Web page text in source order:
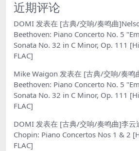
近期评论
DOMI 发表在 [古典/交响/奏鸣曲
Beethoven: Piano Concerto No. 5
Sonata No. 32 in C Minor, Op. 111
FLAC]
Mike Waigon 发表在 [古典/交响/奏鸣
Beethoven: Piano Concerto No. 5
Sonata No. 32 in C Minor, Op. 111
FLAC]
DOMI 发表在 [古典/交响/奏鸣曲]李云
Chopin: Piano Concertos Nos 1 & 2
FLAC]